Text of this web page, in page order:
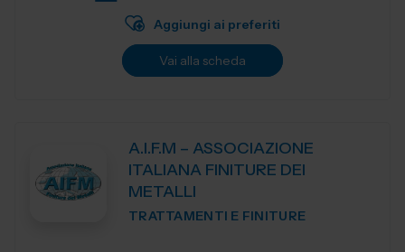
Aggiungi ai preferiti
Vai alla scheda
A.I.F.M – ASSOCIAZIONE
ITALIANA FINITURE DEI
METALLI
TRATTAMENTI E FINITURE